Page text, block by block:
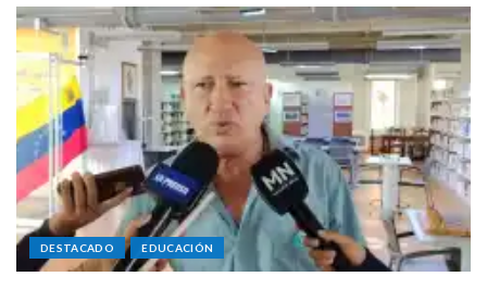
DESTACADO EDUCACIÓN